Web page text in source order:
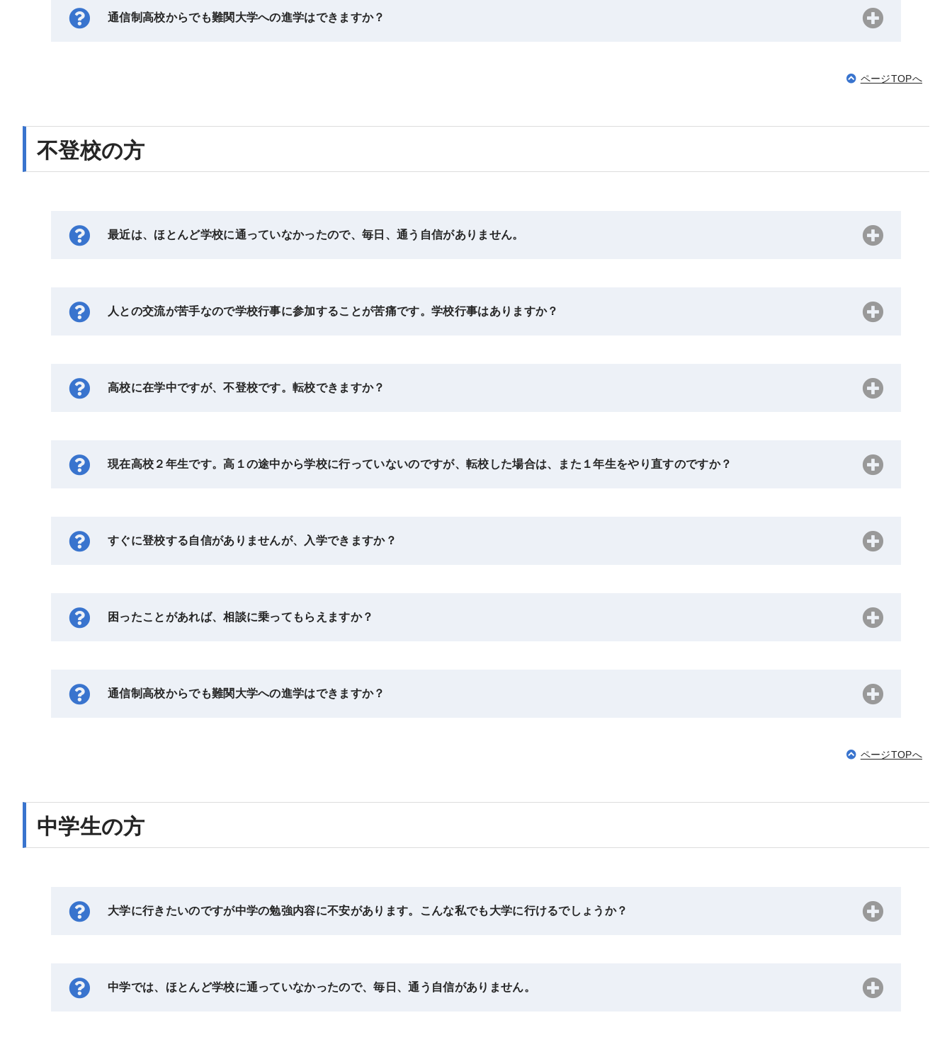
通信制高校からでも難関大学への進学はできますか？
ページTOPへ
不登校の方
最近は、ほとんど学校に通っていなかったので、毎日、通う自信がありません。
人との交流が苦手なので学校行事に参加することが苦痛です。学校行事はありますか？
高校に在学中ですが、不登校です。転校できますか？
現在高校２年生です。高１の途中から学校に行っていないのですが、転校した場合は、また１年生をやり直すのですか？
すぐに登校する自信がありませんが、入学できますか？
困ったことがあれば、相談に乗ってもらえますか？
通信制高校からでも難関大学への進学はできますか？
ページTOPへ
中学生の方
大学に行きたいのですが中学の勉強内容に不安があります。こんな私でも大学に行けるでしょうか？
中学では、ほとんど学校に通っていなかったので、毎日、通う自信がありません。